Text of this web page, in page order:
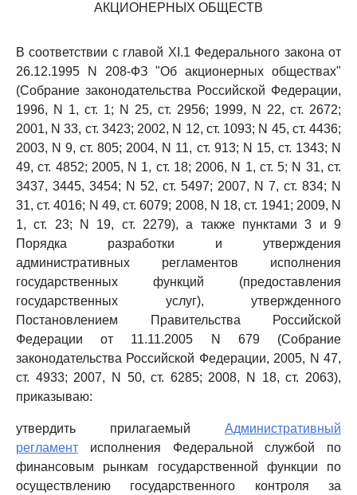
АКЦИОНЕРНЫХ ОБЩЕСТВ
В соответствии с главой XI.1 Федерального закона от
26.12.1995 N 208-ФЗ "Об акционерных обществах"
(Собрание законодательства Российской Федерации,
1996, N 1, ст. 1; N 25, ст. 2956; 1999, N 22, ст. 2672;
2001, N 33, ст. 3423; 2002, N 12, ст. 1093; N 45, ст. 4436;
2003, N 9, ст. 805; 2004, N 11, ст. 913; N 15, ст. 1343; N
49, ст. 4852; 2005, N 1, ст. 18; 2006, N 1, ст. 5; N 31, ст.
3437, 3445, 3454; N 52, ст. 5497; 2007, N 7, ст. 834; N
31, ст. 4016; N 49, ст. 6079; 2008, N 18, ст. 1941; 2009, N
1, ст. 23; N 19, ст. 2279), а также пунктами 3 и 9
Порядка разработки и утверждения
административных регламентов исполнения
государственных функций (предоставления
государственных услуг), утвержденного
Постановлением Правительства Российской
Федерации от 11.11.2005 N 679 (Собрание
законодательства Российской Федерации, 2005, N 47,
ст. 4933; 2007, N 50, ст. 6285; 2008, N 18, ст. 2063),
приказываю:
утвердить прилагаемый Административный
регламент исполнения Федеральной службой по
финансовым рынкам государственной функции по
осуществлению государственного контроля за